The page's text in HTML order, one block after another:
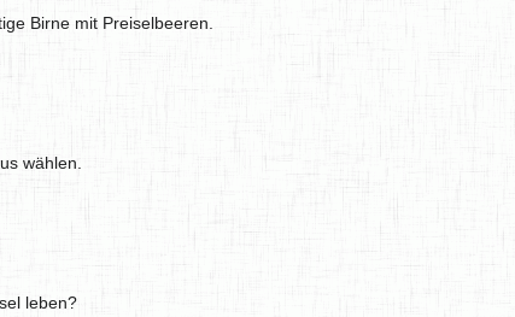
Birne mit Preiselbeeren.
wählen.
leben?